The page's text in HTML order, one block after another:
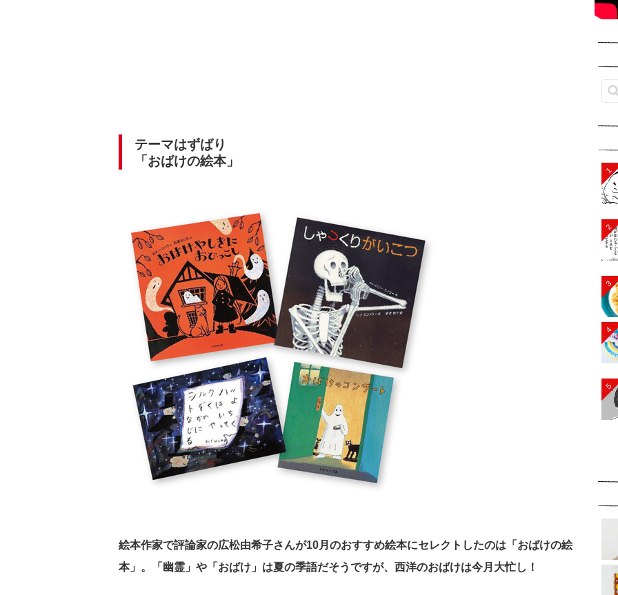
テーマはずばり
「おばけの絵本」
絵本作家で評論家の広松由希子さんが10月のおすすめ絵本にセレクトしたのは「おばけの絵
本」。「幽霊」や「おばけ」は夏の季語だそうですが、西洋のおばけは今月大忙し！
1
2
3
4
5